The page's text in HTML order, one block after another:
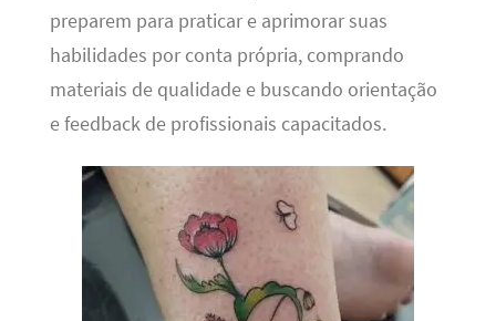
preparem para praticar e aprimorar suas
habilidades por conta própria, comprando
materiais de qualidade e buscando orientação
e feedback de profissionais capacitados.